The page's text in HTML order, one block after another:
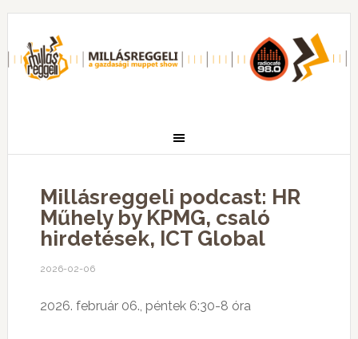
Millásreggeli podcast: HR
Műhely by KPMG, csaló
hirdetések, ICT Global
2026-02-06
2026. február 06., péntek 6:30-8 óra